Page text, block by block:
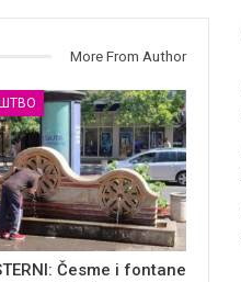
More From Author
Česme i fontane